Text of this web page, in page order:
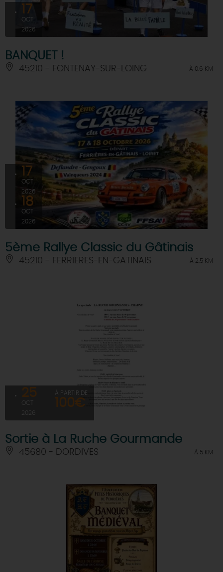
17
OCT
2026
BANQUET !
45210 - FONTENAY-SUR-LOING À 0.6 KM
17
OCT
2026
18
OCT
2026
5ème Rallye Classic du Gâtinais
45210 - FERRIERES-EN-GATINAIS À 2.5 KM
25
OCT
2026
À PARTIR DE
100€
Sortie à La Ruche Gourmande
45680 - DORDIVES À 5 KM